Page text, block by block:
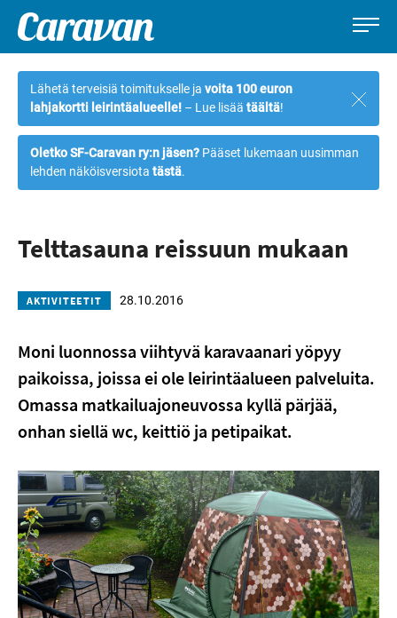
suoraan
sisältöön
Caravan-
lehti
Leirintämatkailun
erikoislehti
Lähetä terveisiä toimitukselle ja voita 100 euron
lahjakortti leirintäalueelle! – Lue lisää täältä!
Sulje
Oletko SF-Caravan ry:n jäsen? Pääset lukemaan uusimman
lehden näköisversiota tästä.
Telttasauna reissuun mukaan
AKTIVITEETIT 28.10.2016
Moni luonnossa viihtyvä karavaanari yöpyy
paikoissa, joissa ei ole leirintäalueen palveluita.
Omassa matkailuajoneuvossa kyllä pärjää,
onhan siellä wc, keittiö ja petipaikat.